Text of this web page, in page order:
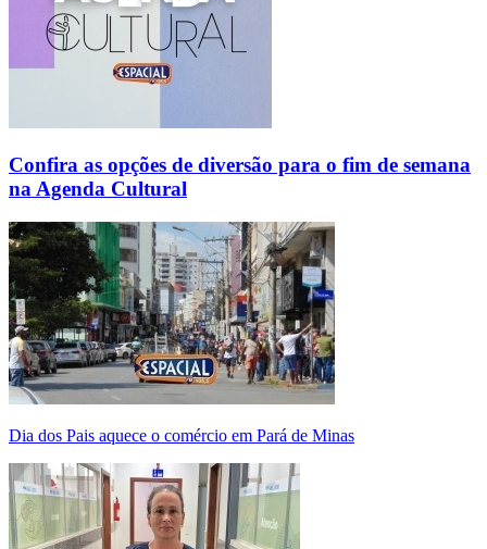
Confira as opções de diversão para o fim de semana
na Agenda Cultural
Dia dos Pais aquece o comércio em Pará de Minas